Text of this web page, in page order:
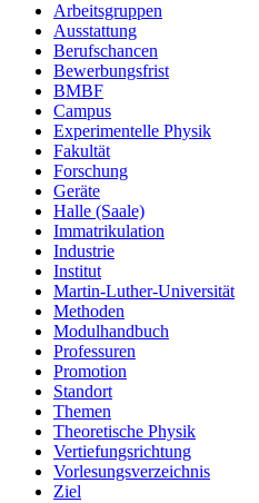
Arbeitsgruppen
Ausstattung
Berufschancen
Bewerbungsfrist
BMBF
Campus
Experimentelle Physik
Fakultät
Forschung
Geräte
Halle (Saale)
Immatrikulation
Industrie
Institut
Martin-Luther-Universität
Methoden
Modulhandbuch
Professuren
Promotion
Standort
Themen
Theoretische Physik
Vertiefungsrichtung
Vorlesungsverzeichnis
Ziel